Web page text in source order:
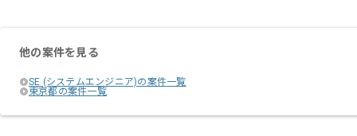
他の案件を見る
SE (システムエンジニア)の案件一覧
東京都の案件一覧